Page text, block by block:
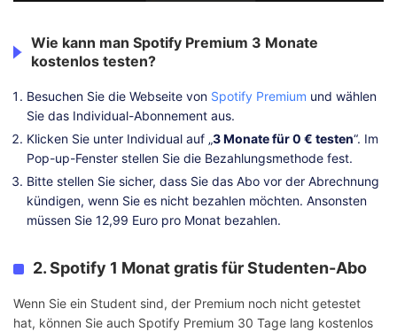
Wie kann man Spotify Premium 3 Monate
kostenlos testen?
Besuchen Sie die Webseite von Spotify Premium und wählen
Sie das Individual-Abonnement aus.
Klicken Sie unter Individual auf „3 Monate für 0 € testen“. Im
Pop-up-Fenster stellen Sie die Bezahlungsmethode fest.
Bitte stellen Sie sicher, dass Sie das Abo vor der Abrechnung
kündigen, wenn Sie es nicht bezahlen möchten. Ansonsten
müssen Sie 12,99 Euro pro Monat bezahlen.
2. Spotify 1 Monat gratis für Studenten-Abo
Wenn Sie ein Student sind, der Premium noch nicht getestet
hat, können Sie auch Spotify Premium 30 Tage lang kostenlos